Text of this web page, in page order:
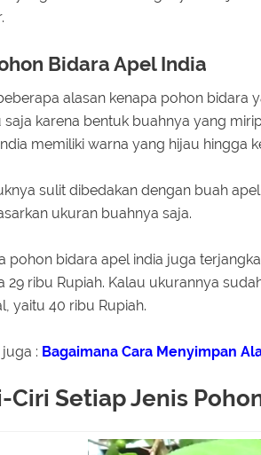
Bidara Apel India
alasan kenapa pohon bidara
saja karena bentuk buahnya yang
memiliki warna yang hijau hingga
sulit dibedakan dengan buah
ukuran buahnya saja.
pohon bidara apel india juga
29 ribu Rupiah. Kalau ukurannya
yaitu 40 ribu Rupiah.
: Bagaimana Cara Menyimpan
Ciri Setiap Jenis